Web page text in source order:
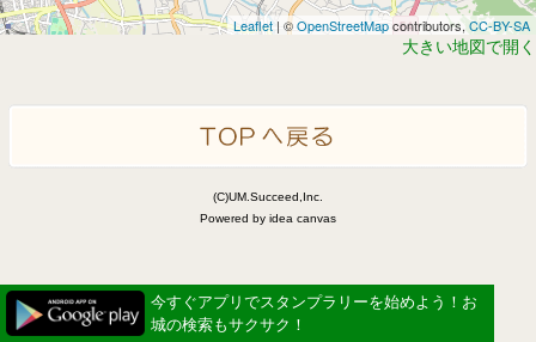
Leaflet| ©OpenStreetMapcontributors, CC-BY-SA
大きい地図で開く
(C)UM.Succeed,Inc.
Powered by idea canvas
今すぐアプリでスタンプラリーを始めよう！お
城の検索もサクサク！